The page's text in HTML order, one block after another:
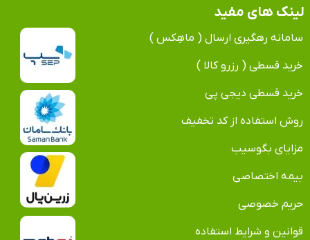
لینک های مفید
سامانه رهگیری ارسال ( ماهِکس )
خرید قسطی ( رزرو کالا )
خرید قسطی دیجی پی
روش استفاده از کد تخفیف
مزایای بگوسیب
بیمه اختصاصی
حریم خصوصی
قوانین و شرایط استفاده